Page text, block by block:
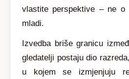
vlastite perspektive – ne o
mladi.
Izvedba briše granicu
gledatelji postaju dio
u kojem se izmjenjuju